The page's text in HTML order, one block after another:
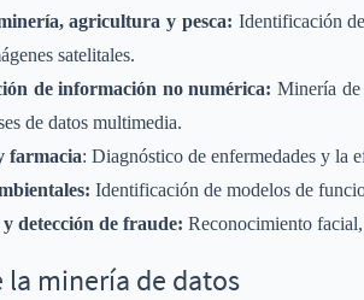
agricultura y pesca: Identificación
satelitales.
de información no numérica: Minería de
de datos multimedia.
farmacia: Diagnóstico de enfermedades y la
Identificación de modelos de
detección de fraude: Reconocimiento
la minería de datos